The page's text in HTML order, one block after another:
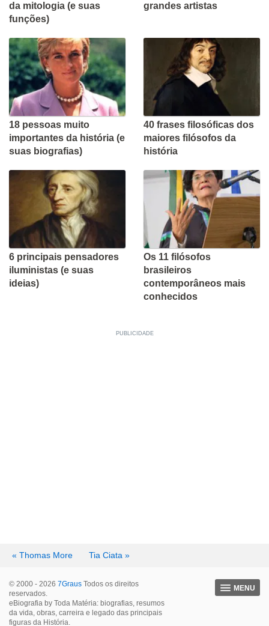
da mitologia (e suas
funções)
grandes artistas
18 pessoas muito
importantes da história (e
suas biografias)
40 frases filosóficas dos
maiores filósofos da
história
6 principais pensadores
iluministas (e suas
ideias)
Os 11 filósofos
brasileiros
contemporâneos mais
conhecidos
« Thomas More Tia Ciata »
MENU
© 2000 - 2026 7Graus Todos os direitos
reservados.
eBiografia by Toda Matéria: biografias, resumos
da vida, obras, carreira e legado das principais
figuras da História.